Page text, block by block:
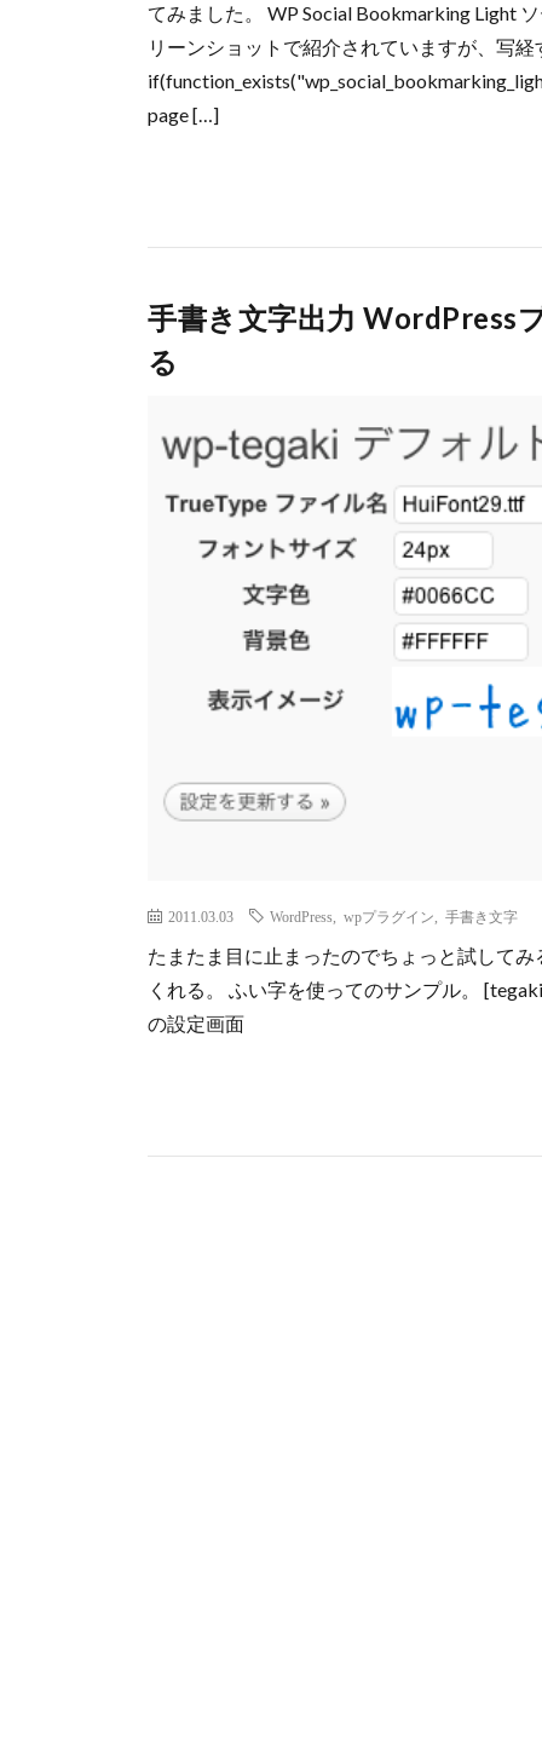
てみました。 WP Social Bookmarking Light
リーンショットで紹介されていますが、写経
page […]
手書き文字出力 WordPress
る
2011.03.03 WordPress wpプラグイン 手書き文字
たまたま目に止まったのでちょっと試して
くれる。 ふい字を使ってのサンプル。
の設定画面